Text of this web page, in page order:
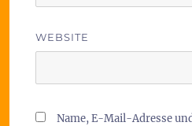
WEBSITE
Name, E-Mail-Adresse